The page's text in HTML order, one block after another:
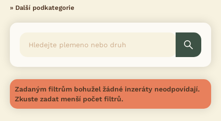
» Další podkategorie
Zadaným filtrům bohužel žádné inzeráty neodpovídají.
Zkuste zadat menší počet filtrů.